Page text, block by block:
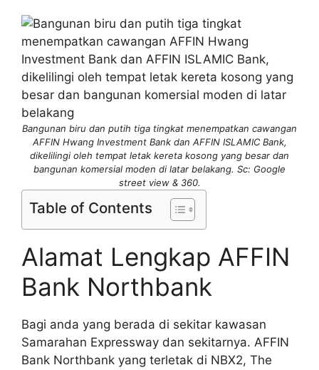
Bangunan biru dan putih tiga tingkat menempatkan cawangan
AFFIN Hwang Investment Bank dan AFFIN ISLAMIC Bank,
dikelilingi oleh tempat letak kereta kosong yang besar dan
bangunan komersial moden di latar belakang. Sc: Google
street view & 360.
Table of Contents
Alamat Lengkap AFFIN
Bank Northbank
Bagi anda yang berada di sekitar kawasan
Samarahan Expressway dan sekitarnya. AFFIN
Bank Northbank yang terletak di NBX2, The